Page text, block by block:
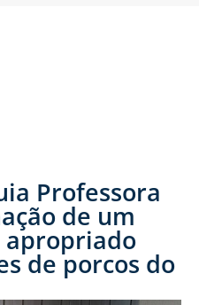
Professora
de um
de porcos do